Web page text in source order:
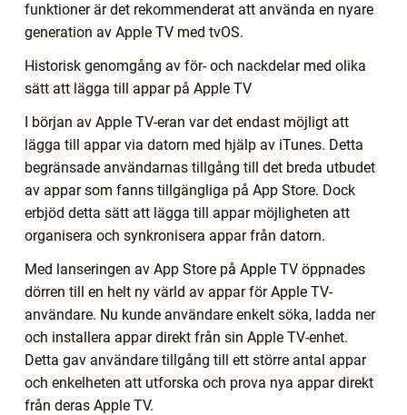
funktioner är det rekommenderat att använda en nyare
generation av Apple TV med tvOS.
Historisk genomgång av för- och nackdelar med olika
sätt att lägga till appar på Apple TV
I början av Apple TV-eran var det endast möjligt att
lägga till appar via datorn med hjälp av iTunes. Detta
begränsade användarnas tillgång till det breda utbudet
av appar som fanns tillgängliga på App Store. Dock
erbjöd detta sätt att lägga till appar möjligheten att
organisera och synkronisera appar från datorn.
Med lanseringen av App Store på Apple TV öppnades
dörren till en helt ny värld av appar för Apple TV-
användare. Nu kunde användare enkelt söka, ladda ner
och installera appar direkt från sin Apple TV-enhet.
Detta gav användare tillgång till ett större antal appar
och enkelheten att utforska och prova nya appar direkt
från deras Apple TV.